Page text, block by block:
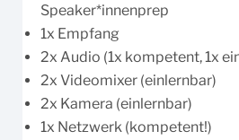
Speaker*innenprep
1x Empfang
2x Audio (1x kompetent, 1x
2x Videomixer (einlernbar)
2x Kamera (einlernbar)
1x Netzwerk (kompetent!)